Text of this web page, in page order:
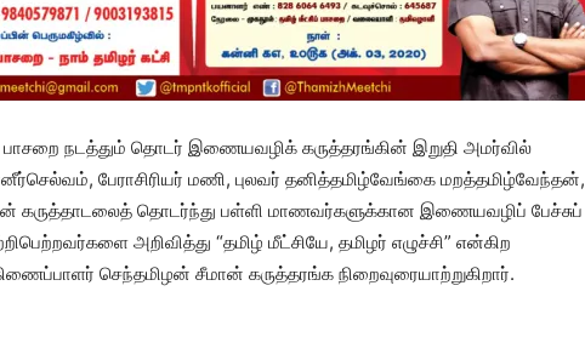
பாசறை நடத்தும் தொடர் இணையவழிக் கருத்தரங்கின் இறுதி அமர்வில்
பேராசிரியர் மணி, புலவர் தனித்தமிழ்வேங்கை மறத்தமிழ்வேந்தன்,
கருத்தாடலைத் தொடர்ந்து பள்ளி மாணவர்களுக்கான இணையவழிப் பேச்சுப்
அறிவித்து “தமிழ் மீட்சியே, தமிழர் எழுச்சி” என்கிற
செந்தமிழன் சீமான் கருத்தரங்க நிறைவுரையாற்றுகிறார்.